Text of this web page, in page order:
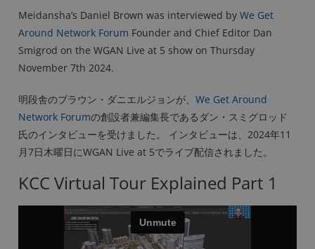
Meidansha’s Daniel Brown was interviewed by We Get
Around Network Forum Founder and Chief Editor Dan
Smigrod on the WGAN Live at 5 show on Thursday
November 7th 2024.
明段舎のブラウン・ダニエルジョンが、 We Get Around
Network Forumの創設者兼編集長であるダン・スミグロッド
氏のインタビューを受けました。 インタビューは、2024年11
月7日木曜日にWGAN Live at 5でライブ配信されました。
KCC Virtual Tour Explained Part 1